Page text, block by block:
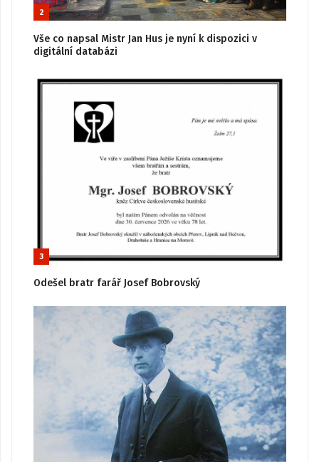
2
Vše co napsal Mistr Jan Hus je nyní k dispozici v
digitální databázi
3
Odešel bratr farář Josef Bobrovský